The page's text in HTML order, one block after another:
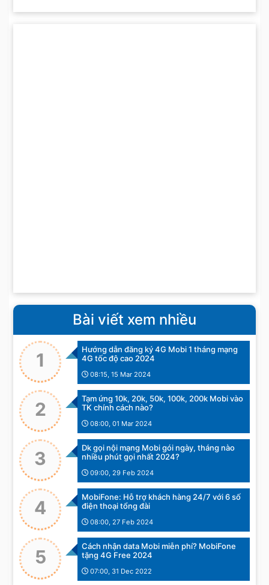
Bài viết xem nhiều
1
Hướng dẫn đăng ký 4G Mobi 1 tháng mạng
4G tốc độ cao 2024
08:15, 15 Mar 2024
2
Tạm ứng 10k, 20k, 50k, 100k, 200k Mobi vào
TK chính cách nào?
08:00, 01 Mar 2024
3
Dk gọi nội mạng Mobi gói ngày, tháng nào
nhiều phút gọi nhất 2024?
09:00, 29 Feb 2024
4
MobiFone: Hỗ trợ khách hàng 24/7 với 6 số
điện thoại tổng đài
08:00, 27 Feb 2024
5
Cách nhận data Mobi miễn phí? MobiFone
tặng 4G Free 2024
07:00, 31 Dec 2022